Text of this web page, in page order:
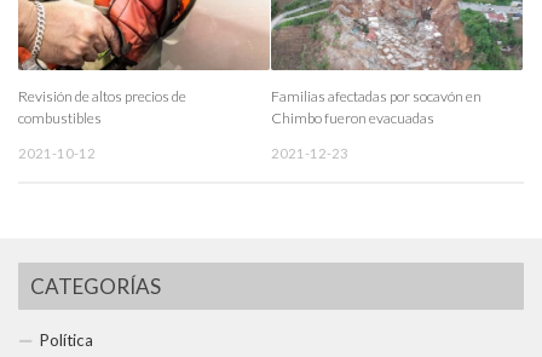
Revisión de altos precios de
combustibles
2021-10-12
Familias afectadas por socavón en
Chimbo fueron evacuadas
2021-12-23
CATEGORÍAS
Política